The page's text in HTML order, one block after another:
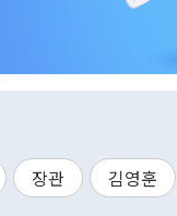
장관 김영훈